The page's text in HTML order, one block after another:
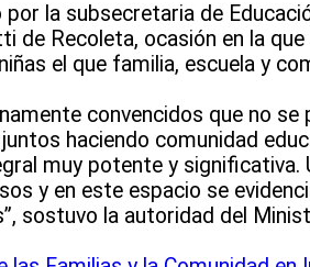
la subsecretaria de
de Recoleta, ocasión en la
el que familia, escuela y
convencidos que no
haciendo comunidad
muy potente y
y en este espacio se
sostuvo la autoridad del